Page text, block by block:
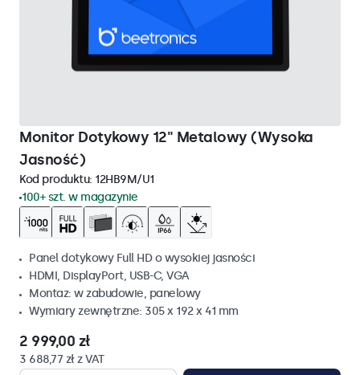
Monitor Dotykowy 12" Metalowy (Wysoka
Jasność)
Kod produktu: 12HB9M/U1
100+ szt. w magazynie
Panel dotykowy Full HD o wysokiej jasności
HDMI, DisplayPort, USB-C, VGA
Montaz: w zabudowie, panelowy
Wymiary zewnętrzne: 305 x 192 x 41 mm
2 999,00 zł
3 688,77 zł z VAT